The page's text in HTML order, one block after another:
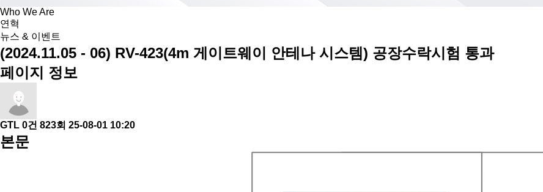
Who We Are
연혁
뉴스 & 이벤트
(2024.11.05 - 06) RV-423(4m 게이트웨이 안테나 시스템) 공장수락시험 통과
페이지 정보
GTL 0건 823회 25-08-01 10:20
본문